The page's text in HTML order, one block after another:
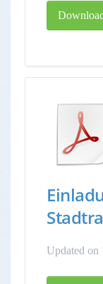
Updated on